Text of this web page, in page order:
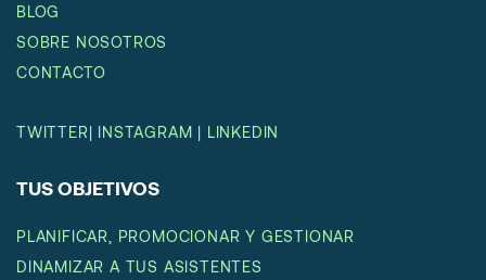
BLOG
SOBRE NOSOTROS
CONTACTO
TWITTER| INSTAGRAM | LINKEDIN
TUS OBJETIVOS
PLANIFICAR, PROMOCIONAR Y GESTIONAR
DINAMIZAR A TUS ASISTENTES